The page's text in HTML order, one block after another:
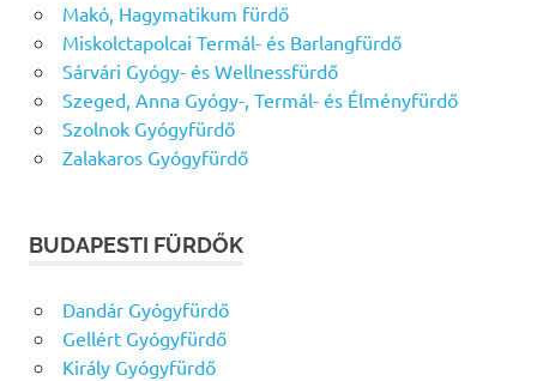
Makó, Hagymatikum fürdő
Miskolctapolcai Termál- és Barlangfürdő
Sárvári Gyógy- és Wellnessfürdő
Szeged, Anna Gyógy-, Termál- és Élményfürdő
Szolnok Gyógyfürdő
Zalakaros Gyógyfürdő
BUDAPESTI FÜRDŐK
Dandár Gyógyfürdő
Gellért Gyógyfürdő
Király Gyógyfürdő